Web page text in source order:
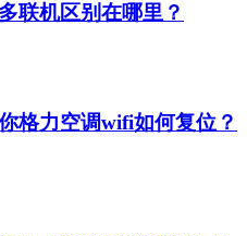
联机区别在哪里？
格力空调wifi如何复位？